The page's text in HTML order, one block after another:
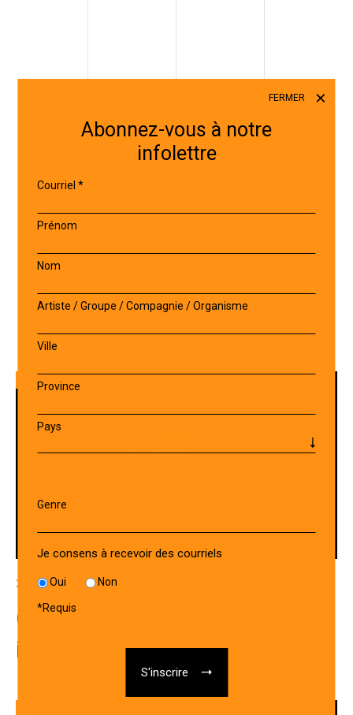
Actualités
28 FÉVRIER 2025
Commercialisation
internationale
FERMER
Abonnez-vous à notre
infolettre
Courriel*
Prénom
Nom
Artiste / Groupe / Compagnie / Organisme
Ville
Province
Pays
Genre
Je consens à recevoir des courriels
Oui Non
*Requis